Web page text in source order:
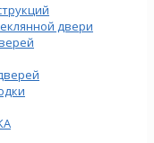
двери